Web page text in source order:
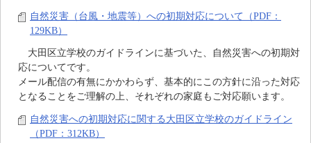
自然災害（台風・地震等）への初期対応について（PDF：
129KB）
大田区立学校のガイドラインに基づいた、自然災害への初期対
応についてです。
メール配信の有無にかかわらず、基本的にこの方針に沿った対応
となることをご理解の上、それぞれの家庭もご対応願います。
自然災害への初期対応に関する大田区立学校のガイドライン
（PDF：312KB）